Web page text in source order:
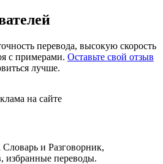
перевода, высокую скорость
с примерами. Оставьте свой отзыв
лучше.
на сайте
и Разговорник,
избранные переводы.